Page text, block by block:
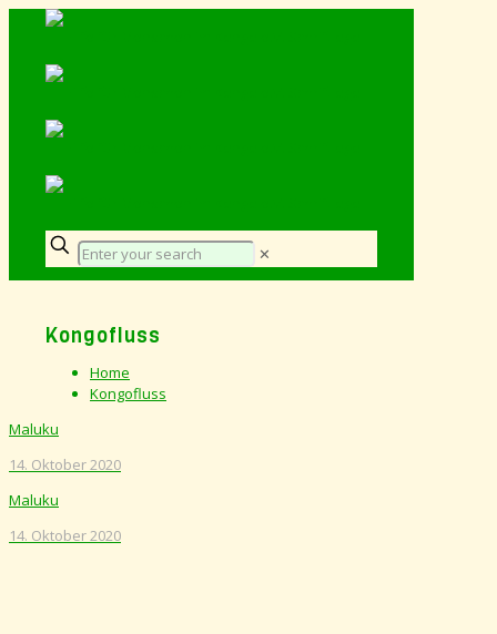
✕
Kongofluss
Home
Kongofluss
Maluku
14. Oktober 2020
Maluku
14. Oktober 2020